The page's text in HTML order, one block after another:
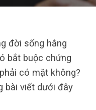
đời sống hằng
bắt buộc chứng
có mặt không?
bài viết dưới đây